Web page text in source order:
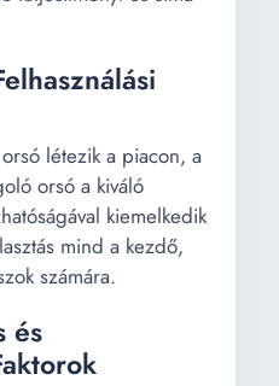
létezik a piacon, a
orsó a kiváló
kiemelkedik
mind a kezdő,
számára.
és